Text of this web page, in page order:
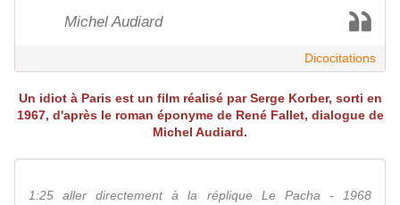
Michel Audiard
Dicocitations
Un idiot à Paris est un film réalisé par Serge Korber, sorti en
1967, d'après le roman éponyme de René Fallet, dialogue de
Michel Audiard.
1:25 aller directement à la réplique Le Pacha - 1968